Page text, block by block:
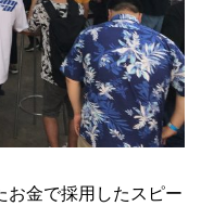
お金で採用したスピー